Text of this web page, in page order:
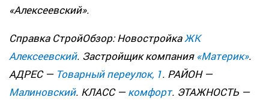
«Алексеевский».
Справка СтройОбзор: НовостройкаЖК
Алексеевский. Застройщик компания «Материк».
АДРЕС — Товарный переулок, 1. РАЙОН —
Малиновский. КЛАСС —комфорт. ЭТАЖНОСТЬ —